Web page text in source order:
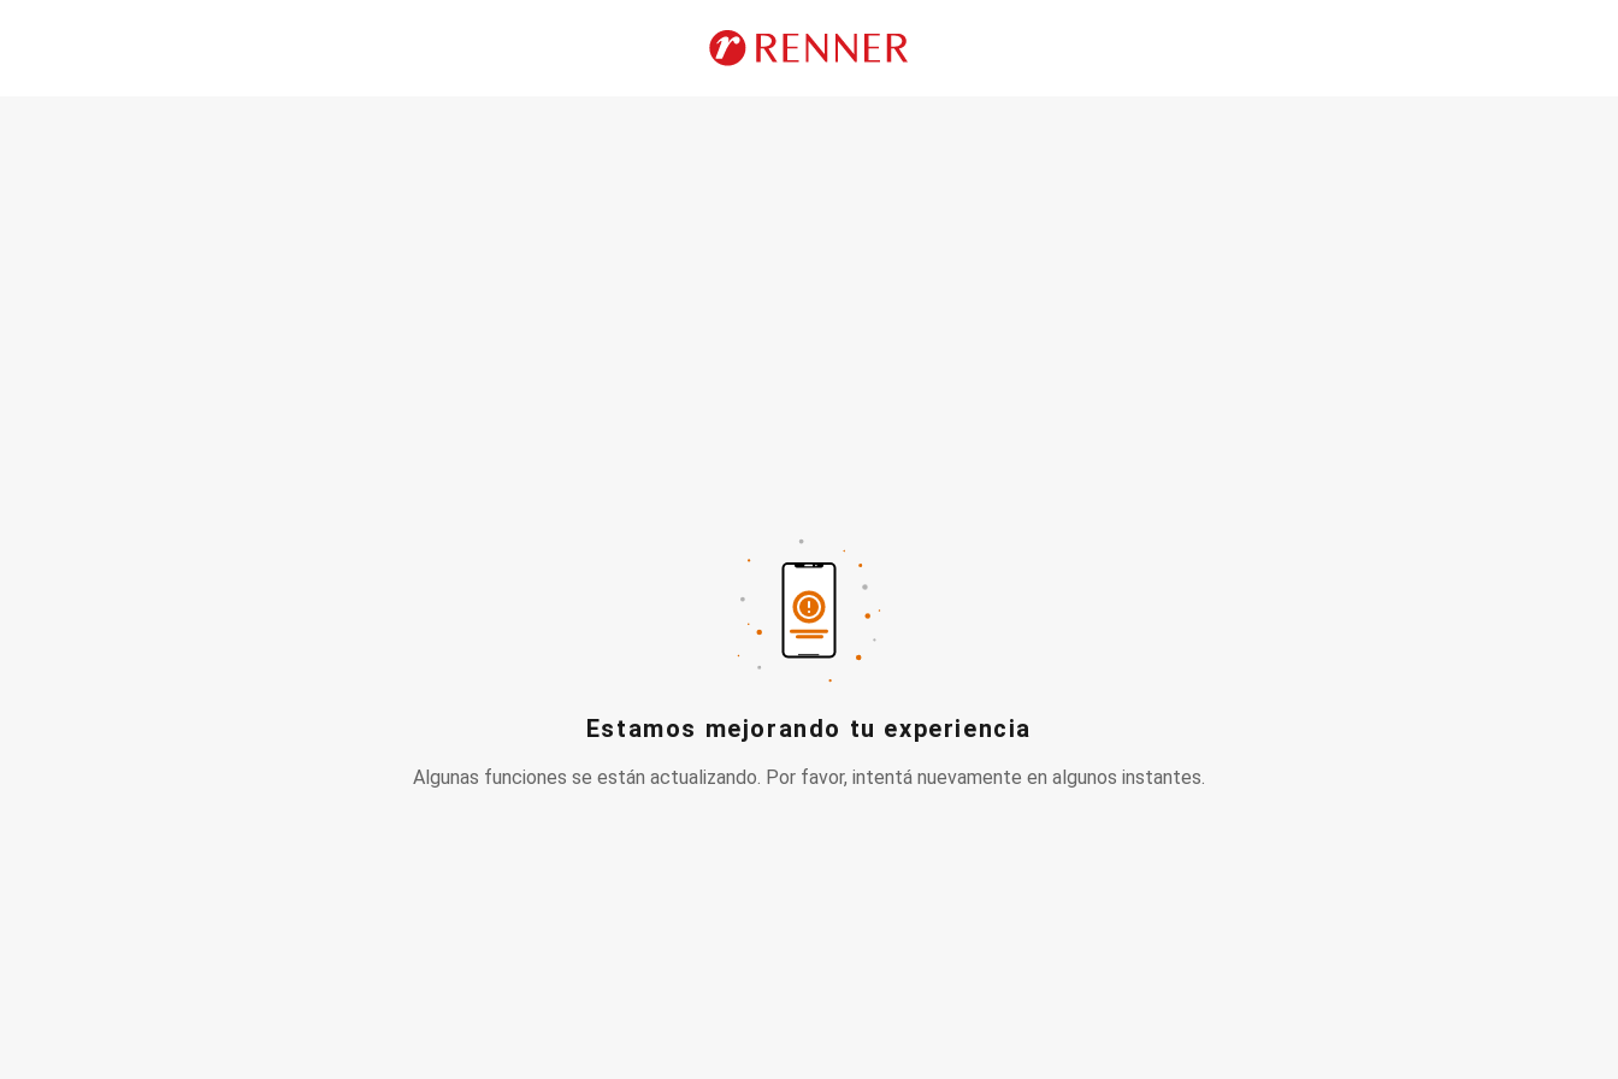
Estamos mejorando tu experiencia
Algunas funciones se están actualizando. Por favor, intentá nuevamente en algunos instantes.